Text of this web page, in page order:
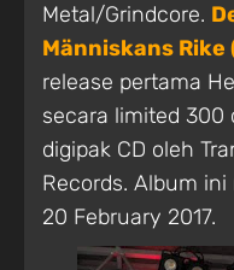
Metal/Grindcore.
Människans Rike
release pertama
secara limited
digipak CD oleh
Records. Album
20 February 2017.